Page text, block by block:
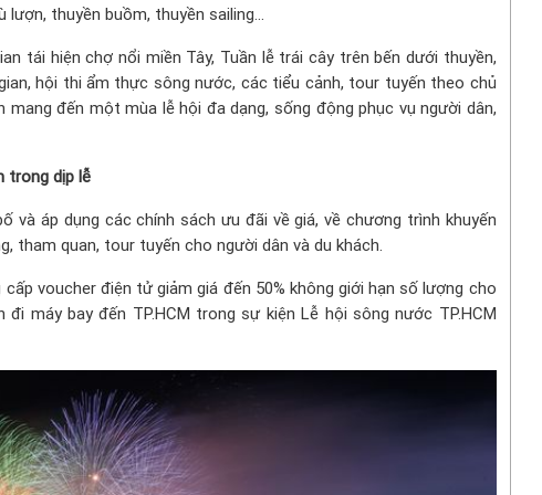
thuyền buồm, thuyền sailing...
tái hiện chợ nổi miền Tây, Tuần lễ trái cây trên bến dưới thuyền,
hội thi ẩm thực sông nước, các tiểu cảnh, tour tuyến theo chủ
mang đến một mùa lễ hội đa dạng, sống động phục vụ người dân,
trong dịp lễ
và áp dụng các chính sách ưu đãi về giá, về chương trình khuyến
tham quan, tour tuyến cho người dân và du khách.
voucher điện tử giảm giá đến 50% không giới hạn số lượng cho
máy bay đến TP.HCM trong sự kiện Lễ hội sông nước TP.HCM